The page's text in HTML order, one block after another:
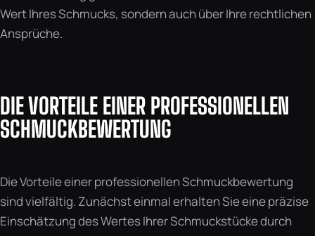
Wert Ihres Schmucks, sondern auch über Ihre rechtlichen
Ansprüche.
DIE VORTEILE EINER PROFESSIONELLEN
SCHMUCKBEWERTUNG
Die Vorteile einer professionellen Schmuckbewertung
sind vielfältig. Zunächst einmal erhalten Sie eine präzise
Einschätzung des Wertes Ihrer Schmuckstücke durch